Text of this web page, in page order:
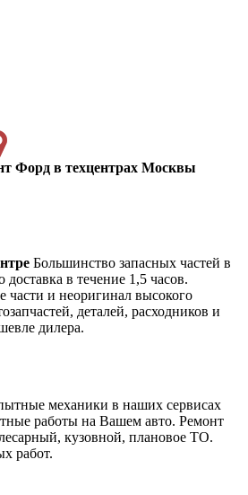
Форд в техцентрах Москвы
Большинство запасных частей в
в течение 1,5 часов.
части и неоригинал высокого
деталей, расходников и
дилера.
механики в наших сервисах
работы на Вашем авто. Ремонт
кузовной, плановое ТО.
работ.